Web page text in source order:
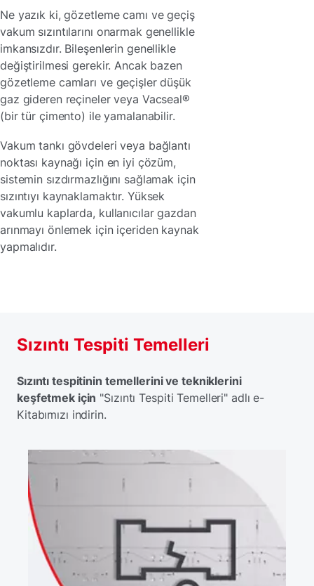
Ne yazık ki, gözetleme camı ve geçiş
vakum sızıntılarını onarmak genellikle
imkansızdır. Bileşenlerin genellikle
değiştirilmesi gerekir. Ancak bazen
gözetleme camları ve geçişler düşük
gaz gideren reçineler veya Vacseal®
(bir tür çimento) ile yamalanabilir.
Vakum tankı gövdeleri veya bağlantı
noktası kaynağı için en iyi çözüm,
sistemin sızdırmazlığını sağlamak için
sızıntıyı kaynaklamaktır. Yüksek
vakumlu kaplarda, kullanıcılar gazdan
arınmayı önlemek için içeriden kaynak
yapmalıdır.
Sızıntı Tespiti Temelleri
Sızıntı tespitinin temellerini ve tekniklerini
keşfetmek için "Sızıntı Tespiti Temelleri" adlı e-
Kitabımızı indirin.